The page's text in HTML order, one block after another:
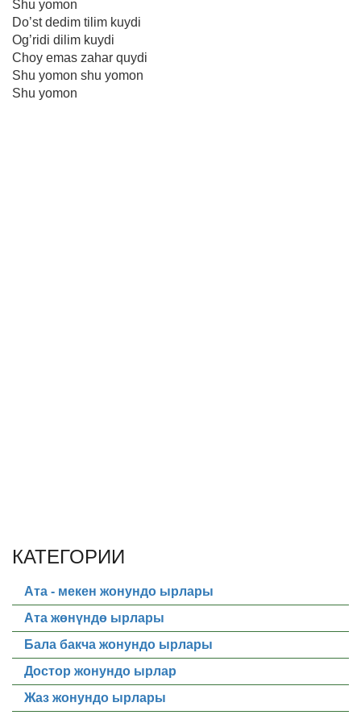
Shu yomon
Do’st dedim tilim kuydi
Og’ridi dilim kuydi
Choy emas zahar quydi
Shu yomon shu yomon
Shu yomon
КАТЕГОРИИ
Ата - мекен жонундо ырлары
Ата жөнүндө ырлары
Бала бакча жонундо ырлары
Достор жонундо ырлар
Жаз жонундо ырлары